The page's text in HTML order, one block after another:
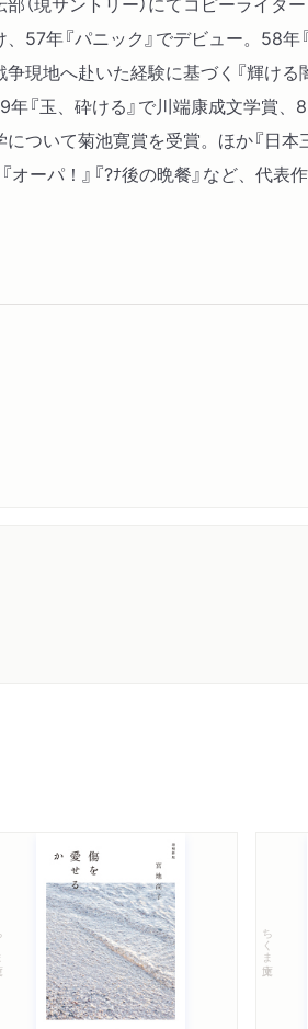
57年『パニック』でデビュー。58年
現地へ赴いた経験に基づく『輝ける
年『玉、砕ける』で川端康成文学賞、
ついて菊池寛賞を受賞。ほか『日本
オーパ！』『?ﾅ後の晩餐』など、代表
ちくま文庫